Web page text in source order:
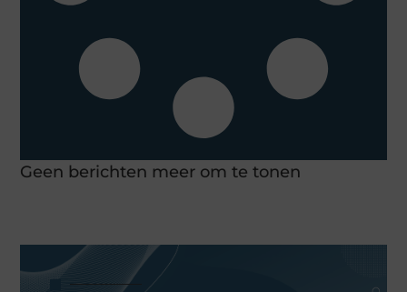
Geen berichten meer om te tonen